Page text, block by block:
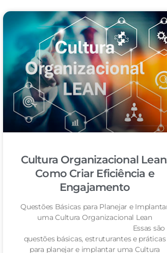
Cultura Organizacional
Como Criar Eficiência e
Engajamento
Questões Básicas para Planejar e
uma Cultura Organizacional Lean
Essas são
questões básicas, estruturantes e práticas
para planejar e implantar uma Cultura